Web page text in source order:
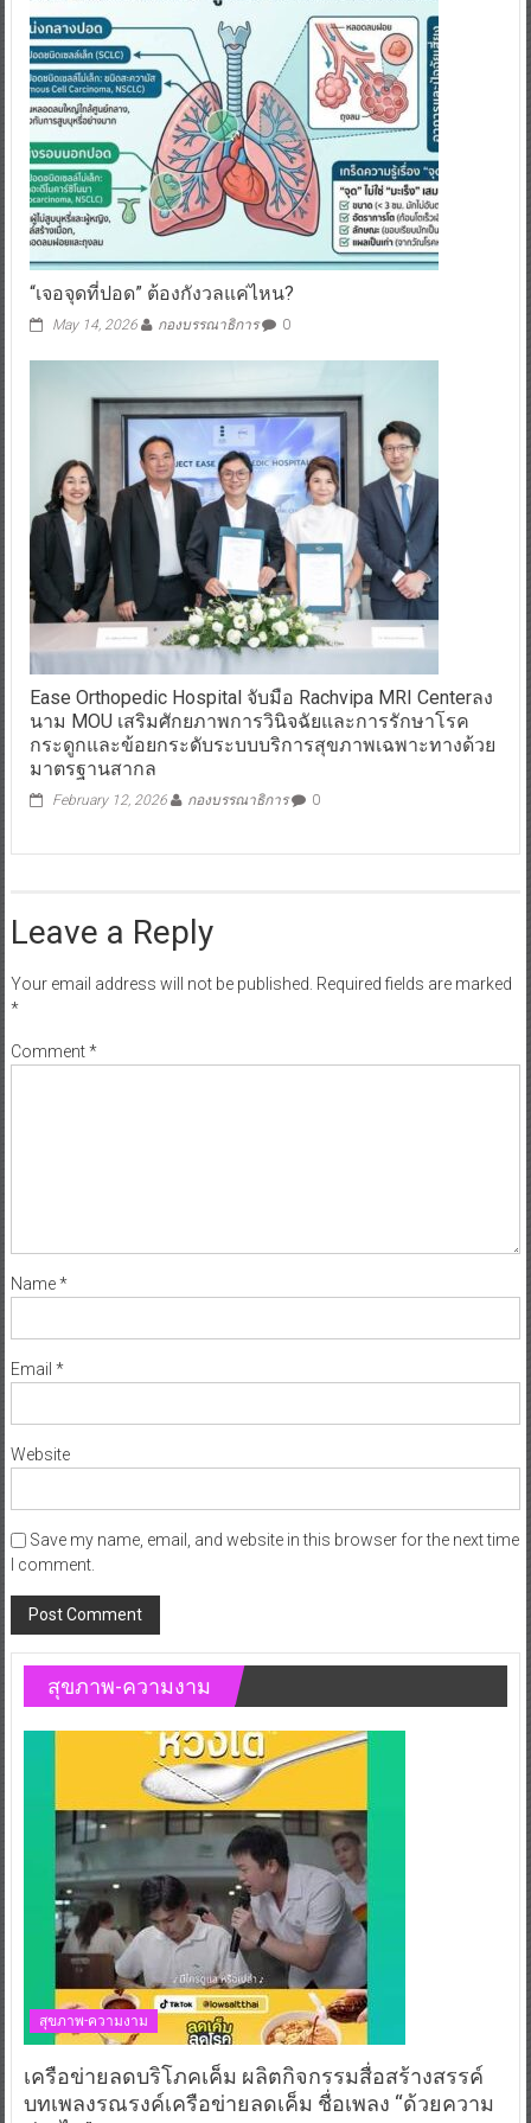
“เจอจุดที่ปอด” ต้องกังวลแค่ไหน?
May 14, 2026
Ease Orthopedic Hospital จับมือ Rachvipa MRI Centerลง
นาม MOU เสริมศักยภาพการวินิจฉัยและการรักษาโรค
กระดูกและข้อยกระดับระบบบริการสุขภาพเฉพาะทางด้วย
มาตรฐานสากล
February 12, 2026 กองบรรณาธิการ 0
Leave a Reply
Comment*
Email*
Website
Save my name, email, and website in this browser for the next time
สุขภาพ-ความงาม
สุขภาพ-ความงาม
เครือข่ายลดบริโภคเค็ม ผลิตกิจกรรมสื่อสร้างสรรค์
บทเพลงรณรงค์เครือข่ายลดเค็ม ชื่อเพลง “ด้วยความ
August 3, 2026 กองบรรณาธิการ 0